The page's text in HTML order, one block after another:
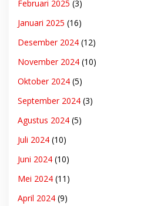
Februari 2025 (3)
Januari 2025 (16)
Desember 2024 (12)
November 2024 (10)
Oktober 2024 (5)
September 2024 (3)
Agustus 2024 (5)
Juli 2024 (10)
Juni 2024 (10)
Mei 2024 (11)
April 2024 (9)